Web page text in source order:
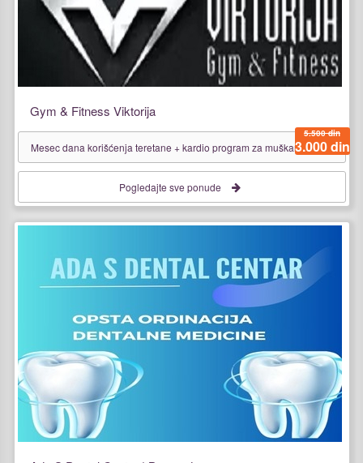
Gym & Fitness Viktorija
Mesec dana korišćenja teretane + kardio program za muškarce i žene
5.500 din
3.000 din
Pogledajte sve ponude